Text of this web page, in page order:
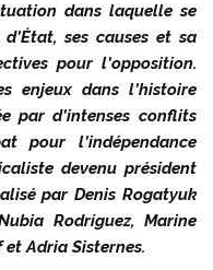
dans laquelle se
ses causes et sa
pour l’opposition.
enjeux dans l’histoire
par d’intenses conflits
pour l’indépendance
devenu président
par Denis Rogatyuk
Rodríguez, Marine
Adria Sisternes.